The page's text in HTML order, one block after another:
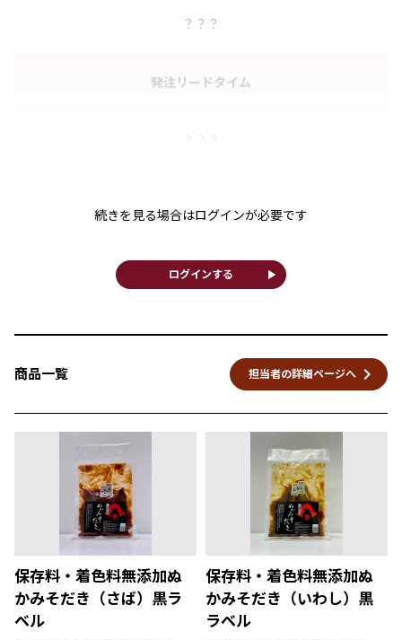
？？？
発注リードタイム
続きを見る場合はログインが必要です
ログインする play_arrow
商品一覧 担当者の詳細ページへ keyboard_arrow_right
保存料・着色料無添加ぬ
かみそだき（さば）黒ラ
ベル
保存料・着色料無添加ぬ
かみそだき（いわし）黒
ラベル